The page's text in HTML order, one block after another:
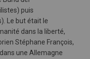
puis
Le but était le
dans la liberté,
Stéphane François,
une Allemagne